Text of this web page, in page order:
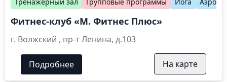
Фитнес-клуб «М. Фитнес Плюс»
г. Волжский , пр-т Ленина, д.103
Подробнее На карте